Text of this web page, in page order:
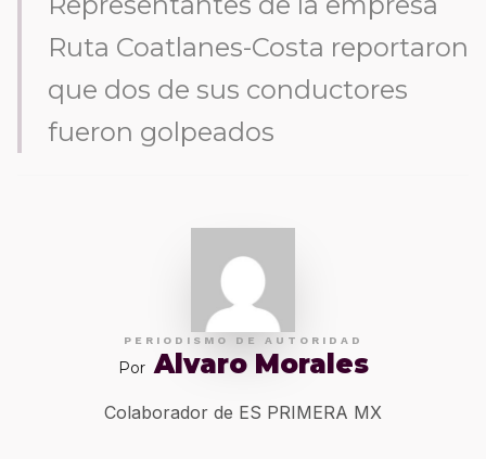
Ruta Coatlanes-Costa reportaron
que dos de sus conductores
fueron golpeados
PERIODISMO DE AUTORIDAD
Por Alvaro Morales
Colaborador de ES PRIMERA MX